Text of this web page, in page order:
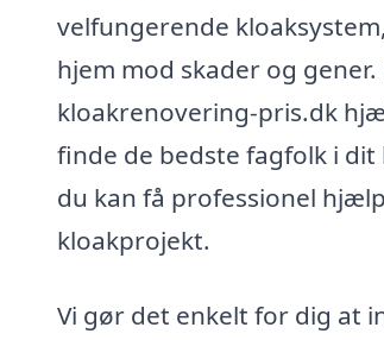
velfungerende
hjem mod skader og gener.
kloakrenovering-pris.dk
finde de bedste fagfolk i dit
du kan få professionel
kloakprojekt.
Vi gør det enkelt for dig at